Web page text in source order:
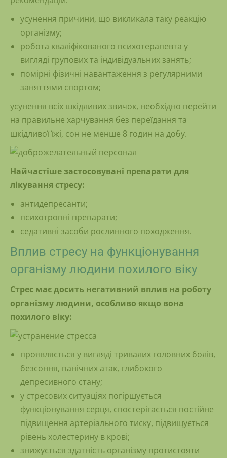
усунення причини, що викликала таку реакцію
організму;
робота кваліфікованого психотерапевта у
вигляді групових та індивідуальних занять;
помірні фізичні навантаження з регулярними
заняттями спортом;
усунення всіх шкідливих звичок, необхідно перейти
на правильне харчування без переїдання та
шкідливої їжі, сон не менше 8 годин на добу.
Найчастіше застосовувані препарати для
лікування стресу:
антидепресанти;
психотропні препарати;
седативні засоби рослинного походження.
Вплив стресу на функціонування
організму людини похилого віку
Стрес має досить негативний вплив на роботу
організму людини, особливо якщо вона
похилого віку:
проявляється у вигляді тривалих головних болів,
безсоння, панічних атак, глибокого
депресивного стану;
у стресових ситуаціях погіршується
функціонування серця, спостерігається постійне
підвищення артеріального тиску, підвищується
рівень холестерину в крові;
знижується здатність організму протистояти